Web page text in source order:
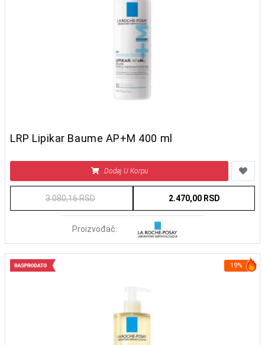
LRP Lipikar Baume AP+M 400 ml
Dodaj U Korpu
3.080,16 RSD 2.470,00 RSD
Proizvođač:
19%